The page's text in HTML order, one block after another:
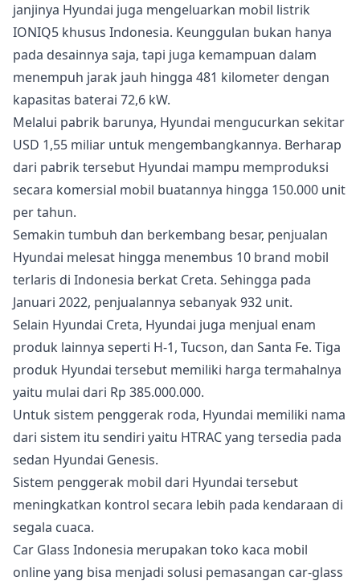
janjinya Hyundai juga mengeluarkan mobil listrik
IONIQ5 khusus Indonesia. Keunggulan bukan hanya
pada desainnya saja, tapi juga kemampuan dalam
menempuh jarak jauh hingga 481 kilometer dengan
kapasitas baterai 72,6 kW.
Melalui pabrik barunya, Hyundai mengucurkan sekitar
USD 1,55 miliar untuk mengembangkannya. Berharap
dari pabrik tersebut Hyundai mampu memproduksi
secara komersial mobil buatannya hingga 150.000 unit
per tahun.
Semakin tumbuh dan berkembang besar, penjualan
Hyundai melesat hingga menembus 10 brand mobil
terlaris di Indonesia berkat Creta. Sehingga pada
Januari 2022, penjualannya sebanyak 932 unit.
Selain Hyundai Creta, Hyundai juga menjual enam
produk lainnya seperti H-1, Tucson, dan Santa Fe. Tiga
produk Hyundai tersebut memiliki harga termahalnya
yaitu mulai dari Rp 385.000.000.
Untuk sistem penggerak roda, Hyundai memiliki nama
dari sistem itu sendiri yaitu HTRAC yang tersedia pada
sedan Hyundai Genesis.
Sistem penggerak mobil dari Hyundai tersebut
meningkatkan kontrol secara lebih pada kendaraan di
segala cuaca.
Car Glass Indonesia merupakan toko kaca mobil
online yang bisa menjadi solusi pemasangan car-glass